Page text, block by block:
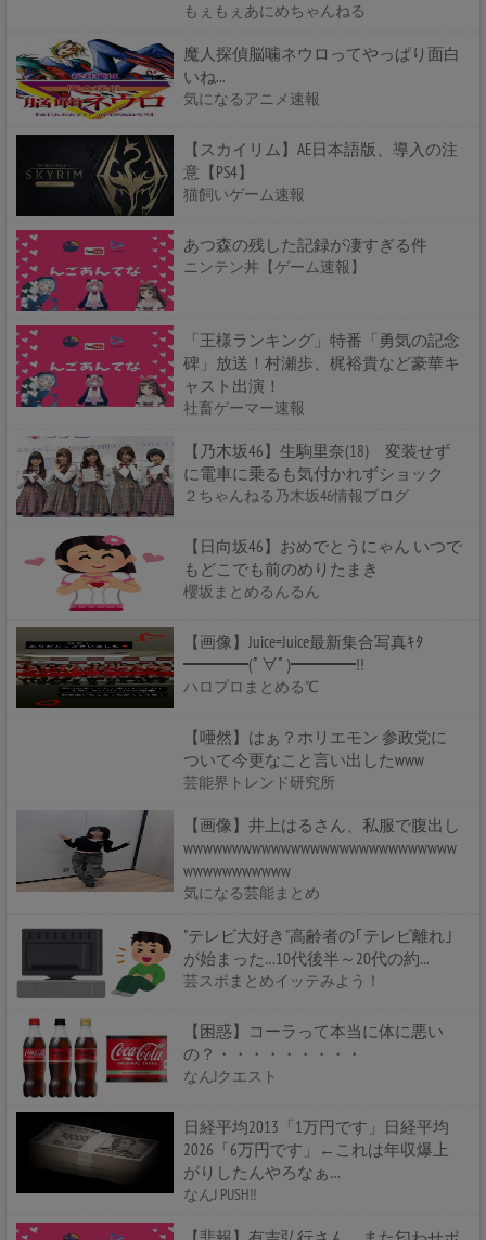
もぇもぇあにめちゃんねる
魔人探偵脳噛ネウロってやっぱり面白
いね...
気になるアニメ速報
【スカイリム】AE日本語版、導入の注
意【PS4】
猫飼いゲーム速報
あつ森の残した記録が凄すぎる件
ニンテン丼【ゲーム速報】
「王様ランキング」特番「勇気の記念
碑」放送！村瀬歩、梶裕貴など豪華キ
ャスト出演！
社畜ゲーマー速報
【乃木坂46】生駒里奈(18) 変装せず
に電車に乗るも気付かれずショック
２ちゃんねる乃木坂46情報ブログ
【日向坂46】おめでとうにゃん いつで
もどこでも前のめりたまき
櫻坂まとめるんるん
【画像】Juice=Juice最新集合写真ｷﾀ
━━━━(ﾟ∀ﾟ)━━━━!!
ハロプロまとめる℃
【唖然】はぁ？ホリエモン 参政党に
ついて今更なこと言い出したwww
芸能界トレンド研究所
【画像】井上はるさん、私服で腹出し
wwwwwwwwwwwwwwwwwwwwwwwwwwww
wwwwwwwwwww
気になる芸能まとめ
"テレビ大好き"高齢者の｢テレビ離れ｣
が始まった…10代後半～20代の約...
芸スポまとめイッテみよう！
【困惑】コーラって本当に体に悪い
の？・・・・・・・・・
なんJクエスト
日経平均2013「1万円です」日経平均
2026「6万円です」←これは年収爆上
がりしたんやろなぁ…
なんJ PUSH!!